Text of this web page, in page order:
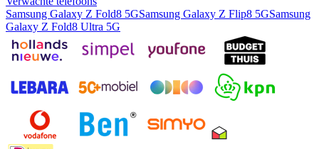
Samsung Galaxy Z Fold8 5GSamsung Galaxy Z Flip8 5GSamsung
Galaxy Z Fold8 Ultra 5G